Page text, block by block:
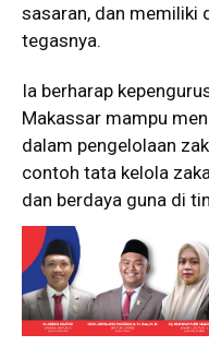
sasaran, dan memiliki
tegasnya.
Ia berharap
Makassar mampu
dalam pengelolaan
contoh tata kelola
dan berdaya guna di